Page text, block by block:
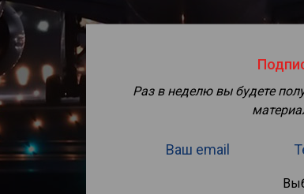
Раз в неделю вы будете
Ваш email